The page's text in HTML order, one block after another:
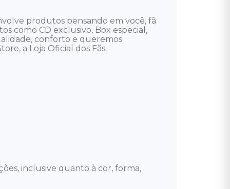
produtos pensando em você, fã
como CD exclusivo, Box especial,
conforto e queremos
a Loja Oficial dos Fãs.
inclusive quanto à cor, forma,